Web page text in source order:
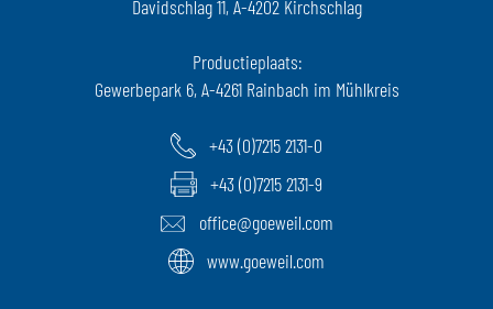
Davidschlag 11, A-4202 Kirchschlag
Productieplaats:
Gewerbepark 6, A-4261 Rainbach im Mühlkreis
+43 (0)7215 2131-0
+43 (0)7215 2131-9
office@goeweil.com
www.goeweil.com